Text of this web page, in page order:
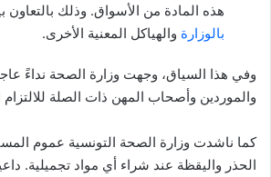
هذه المادة من الأسواق. وذلك بالتعاون
بالوزارة والهياكل المعنية الأخرى.
وفي هذا السياق، وجهت وزارة الصحة نداءً
والموردين وأصحاب المهن ذات الصلة للالتزام
كما ناشدت وزارة الصحة التونسية عموم
الحذر واليقظة عند شراء أي مواد تجميلية.